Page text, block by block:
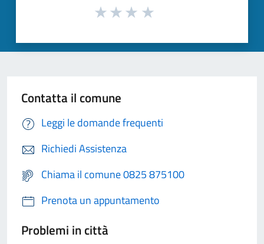
Contatta il comune
Leggi le domande frequenti
Richiedi Assistenza
Chiama il comune 0825 875100
Prenota un appuntamento
Problemi in città